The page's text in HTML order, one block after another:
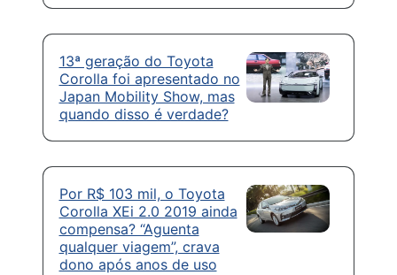
13ª geração do Toyota
Corolla foi apresentado no
Japan Mobility Show, mas
quando disso é verdade?
Por R$ 103 mil, o Toyota
Corolla XEi 2.0 2019 ainda
compensa? “Aguenta
qualquer viagem”, crava
dono após anos de uso